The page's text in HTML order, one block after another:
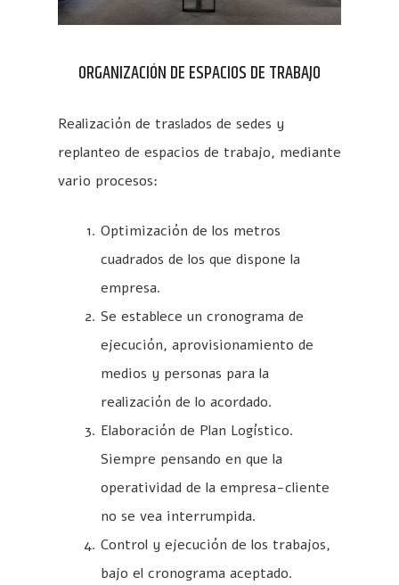
ORGANIZACIÓN DE ESPACIOS DE TRABAJO
Realización de traslados de sedes y
replanteo de espacios de trabajo, mediante
vario procesos:
Optimización de los metros
cuadrados de los que dispone la
empresa.
Se establece un cronograma de
ejecución, aprovisionamiento de
medios y personas para la
realización de lo acordado.
Elaboración de Plan Logístico.
Siempre pensando en que la
operatividad de la empresa-cliente
no se vea interrumpida.
Control y ejecución de los trabajos,
bajo el cronograma aceptado.